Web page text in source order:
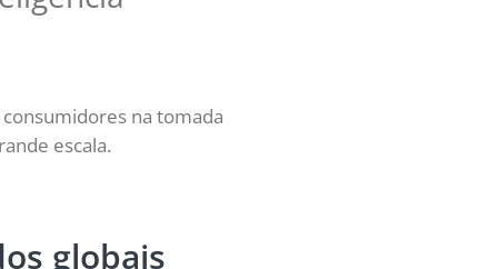
na tomada
escala.
globais